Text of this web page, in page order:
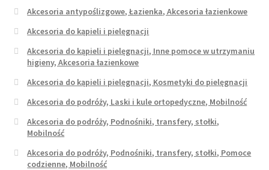
Akcesoria antypoślizgowe, Łazienka, Akcesoria łazienkowe
Akcesoria do kąpieli i pielęgnacji
Akcesoria do kąpieli i pielęgnacji, Inne pomoce w utrzymaniu
higieny, Akcesoria łazienkowe
Akcesoria do kąpieli i pielęgnacji, Kosmetyki do pielęgnacji
Akcesoria do podróży, Laski i kule ortopedyczne, Mobilność
Akcesoria do podróży, Podnośniki, transfery, stołki,
Mobilność
Akcesoria do podróży, Podnośniki, transfery, stołki, Pomoce
codzienne, Mobilność